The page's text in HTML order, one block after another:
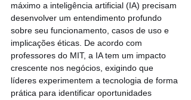
máximo a inteligência artificial (IA) precisam
desenvolver um entendimento profundo
sobre seu funcionamento, casos de uso e
implicações éticas. De acordo com
professores do MIT, a IA tem um impacto
crescente nos negócios, exigindo que
líderes experimentem a tecnologia de forma
prática para identificar oportunidades